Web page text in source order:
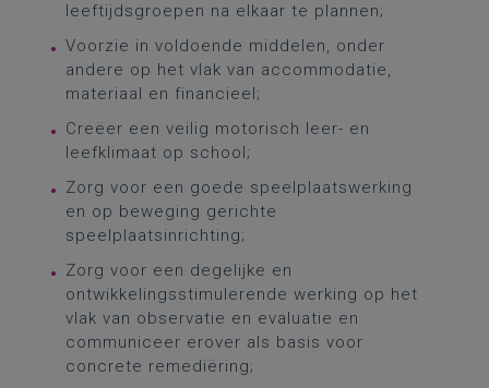
leeftijdsgroepen na elkaar te plannen;
Voorzie in voldoende middelen, onder
andere op het vlak van accommodatie,
materiaal en financieel;
Creëer een veilig motorisch leer- en
leefklimaat op school;
Zorg voor een goede speelplaatswerking
en op beweging gerichte
speelplaatsinrichting;
Zorg voor een degelijke en
ontwikkelingsstimulerende werking op het
vlak van observatie en evaluatie en
communiceer erover als basis voor
concrete remediëring;